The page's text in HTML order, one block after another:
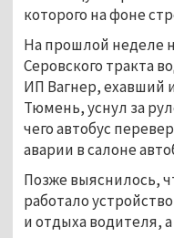
которого на фоне
На прошлой неделе
Серовского тракта
ИП Вагнер, ехавший
Тюмень, уснул за
чего автобус
аварии в салоне
Позже выяснилось,
работало
и отдыха водителя,